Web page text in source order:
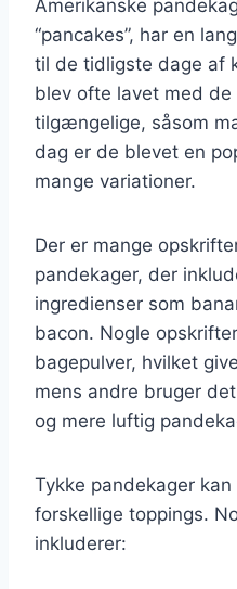
Amerikanske
“pancakes”, har en
til de tidligste dage af
blev ofte lavet med
tilgængelige, såsom
dag er de blevet en
mange variationer.
Der er mange
pandekager, der
ingredienser som
bacon. Nogle
bagepulver, hvilket
mens andre bruger
og mere luftig
Tykke pandekager
forskellige toppings.
inkluderer: